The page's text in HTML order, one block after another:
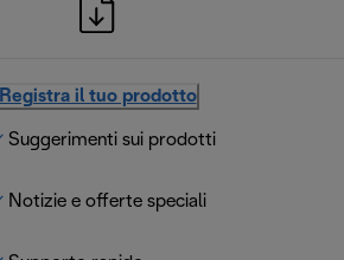
Registra il tuo prodotto
Suggerimenti sui prodotti
Notizie e offerte speciali